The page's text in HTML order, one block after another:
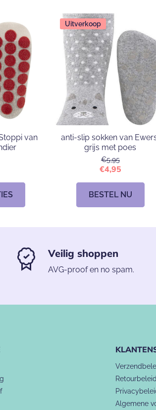
van
Uitverkoop
anti-slip sokken van
grijs met poes
€5,95
€4,95
BESTEL NU
Veilig shoppen
AVG-proof en no spam.
Retourbeleid
Algemene